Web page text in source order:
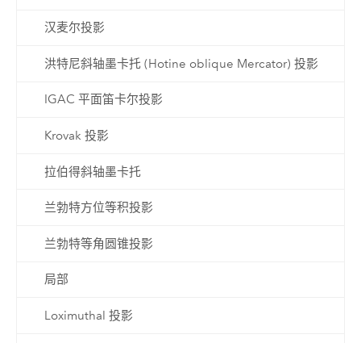
汉麦尔投影
洪特尼斜轴墨卡托 (Hotine oblique Mercator) 投影
IGAC 平面笛卡尔投影
Krovak 投影
拉伯得斜轴墨卡托
兰勃特方位等积投影
兰勃特等角圆锥投影
局部
Loximuthal 投影